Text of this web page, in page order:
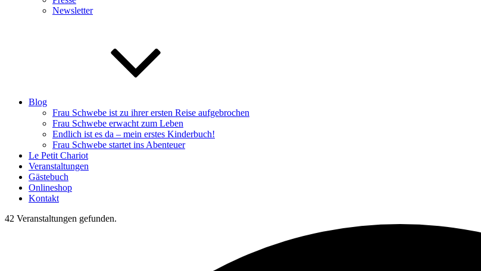
Newsletter
Blog
Frau Schwebe ist zu ihrer ersten Reise aufgebrochen
Frau Schwebe erwacht zum Leben
Endlich ist es da – mein erstes Kinderbuch!
Frau Schwebe startet ins Abenteuer
Le Petit Chariot
Veranstaltungen
Gästebuch
Onlineshop
Kontakt
42 Veranstaltungen gefunden.